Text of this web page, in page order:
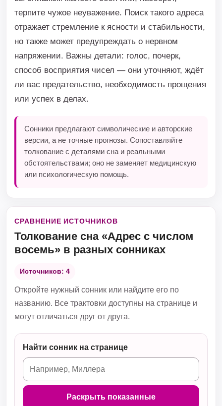
терпите чужое неуважение. Поиск такого адреса
отражает стремление к ясности и стабильности,
но также может предупреждать о нервном
напряжении. Важны детали: голос, почерк,
способ восприятия чисел — они уточняют, ждёт
ли вас предательство, необходимость прощения
или успех в делах.
Сонники предлагают символические и авторские
версии, а не точные прогнозы. Сопоставляйте
толкование с деталями сна и реальными
обстоятельствами; оно не заменяет медицинскую
или психологическую помощь.
СРАВНЕНИЕ ИСТОЧНИКОВ
Толкование сна «Адрес с числом
восемь» в разных сонниках
Источников: 4
Откройте нужный сонник или найдите его по
названию. Все трактовки доступны на странице и
могут отличаться друг от друга.
Найти сонник на странице
Раскрыть показанные